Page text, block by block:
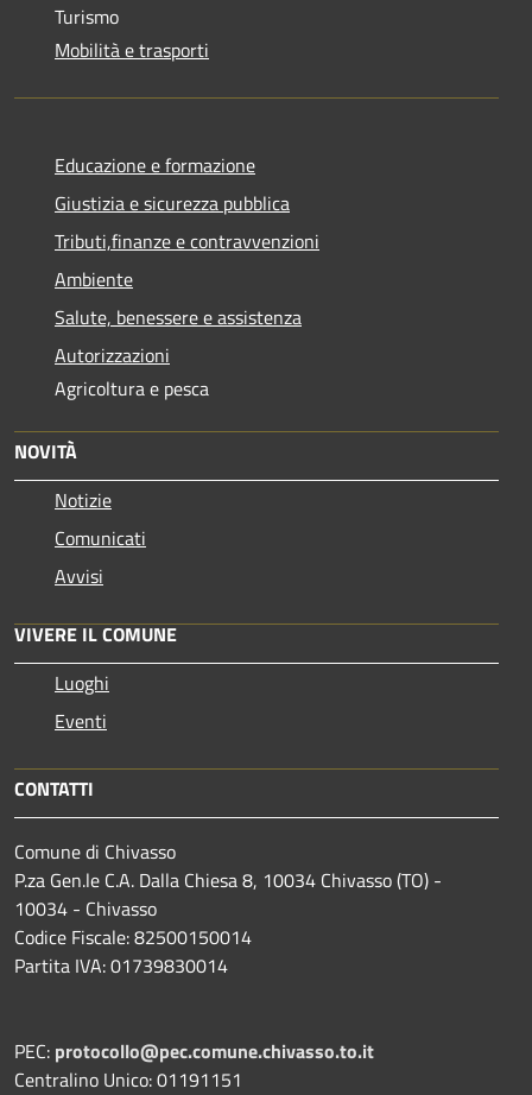
Turismo
Mobilità e trasporti
Educazione e formazione
Giustizia e sicurezza pubblica
Tributi,finanze e contravvenzioni
Ambiente
Salute, benessere e assistenza
Autorizzazioni
Agricoltura e pesca
NOVITÀ
Notizie
Comunicati
Avvisi
VIVERE IL COMUNE
Luoghi
Eventi
CONTATTI
Comune di Chivasso
P.za Gen.le C.A. Dalla Chiesa 8, 10034 Chivasso (TO) -
10034 - Chivasso
Codice Fiscale: 82500150014
Partita IVA: 01739830014
PEC: protocollo@pec.comune.chivasso.to.it
Centralino Unico: 01191151